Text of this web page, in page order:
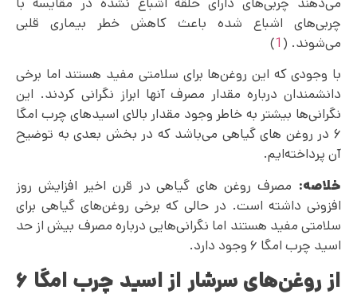
چربی‌های اشباع شده باعث کاهش خطر بیماری قلبی
می‌شوند. ( 1
)
با وجودی که این روغن‌ها برای سلامتی مفید هستند اما برخی
دانشمندان درباره مقدار مصرف آنها ابراز نگرانی کردند. این
نگرانی‌ها بیشتر به خاطر وجود مقدار بالای اسیدهای چرب امگا
۶ در روغن های گیاهی می‌باشد که در بخش بعدی به توضیح
آن پرداخته‌ایم.
خلاصه: مصرف روغن های گیاهی در قرن اخیر افزایش روز
افزونی داشته است. در حالی که برخی روغن‌های گیاهی برای
سلامتی مفید هستند اما نگرانی‌هایی درباره مصرف بیش از حد
اسید چرب امگا ۶ وجود دارد.
از روغن‌های سرشار از اسید چرب امگا ۶